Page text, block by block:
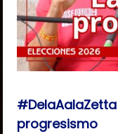
progresismo